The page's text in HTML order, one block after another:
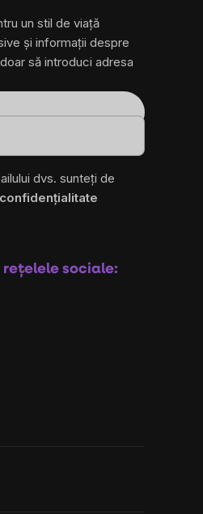
un stil de viață
și informații despre
să introduci adresa
dvs. sunteți de
rețelele sociale: